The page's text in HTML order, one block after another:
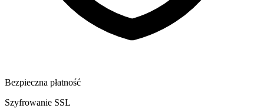
Bezpieczna płatność
Szyfrowanie SSL